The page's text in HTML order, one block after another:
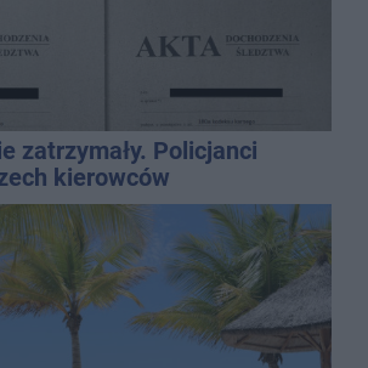
zatrzymały. Policjanci
kierowców